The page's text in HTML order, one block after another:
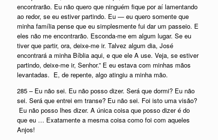
encontrarão. Eu não quero que ninguém fique por aí lamentando
ao redor, se eu estiver partindo. Eu — eu quero somente que
minha família pense que eu simplesmente fui dar um passeio. E
eles não me encontrarão. Esconda-me em algum lugar. Se eu
tiver que partir, ora, deixe-me ir. Talvez algum dia, José
encontrará a minha Bíblia aqui, e que ele A use. Veja, se estiver
partindo, deixe-me ir, Senhor.” E eu estava com minhas mãos
levantadas. E, de repente, algo atingiu a minha mão.
285 – Eu não sei. Eu não posso dizer. Será que dormi? Eu não
sei. Será que entrei em transe? Eu não sei. Foi isto uma visão?
Eu não posso lhes dizer. A única coisa que posso dizer é do
que eu … Exatamente a mesma coisa como foi com aqueles
Anjos!